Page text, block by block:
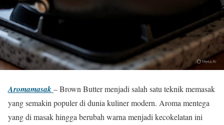
Aromamasak– Brown Butter menjadi salah satu teknik memasak
yang semakin populer di dunia kuliner modern. Aroma mentega
yang di masak hingga berubah warna menjadi kecokelatan ini